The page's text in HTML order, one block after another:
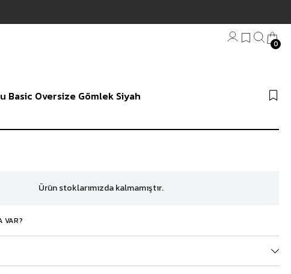
Kargo
Plaj Havlu
0
Basic Oversize Gömlek Siyah
Ürün stoklarımızda kalmamıştır.
VAR?